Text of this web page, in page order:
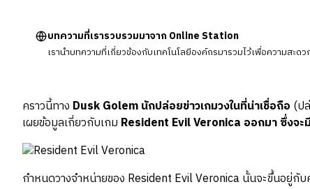
บทความที่เรารวบรวมมาจาก Online Station
เรานำบทความที่เกี่ยวข้องกับเทคโนโลยีองค์กรมารวมไว้เพื่อความสะดว
คราวนี้ทาง Dusk Golemนักปล่อยข่าวเกมวงในที่น่าเชื่อถือ (ป
เผยข้อมูลเกี่ยวกับเกม Resident Evil Veronica ออกมา ซึ่งจะ
กำหนดวางจำหน่ายของ Resident Evil Veronica นั้นจะขึ้นอยู่